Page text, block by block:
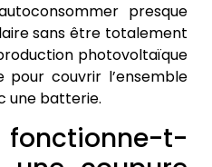
presque
sans être totalement
photovoltaïque
couvrir l’ensemble
une batterie.
t-